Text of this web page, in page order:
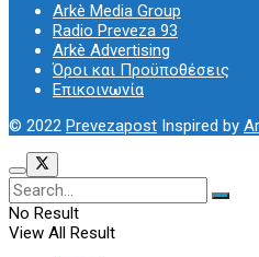
Arkè Media Group
Radio Preveza 93
Arkè Advertising
Όροι και Προϋποθέσεις
Επικοινωνία
© 2022 Prevezapost Inspired by
No Result
View All Result